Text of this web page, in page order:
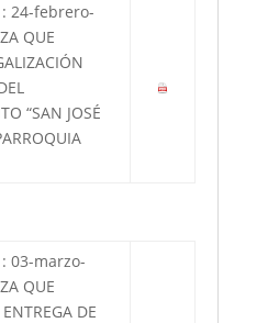
: 24-febrero-
QUE
“SAN JOSÉ
03-marzo-
QUE
DE